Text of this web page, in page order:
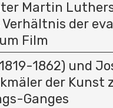
Martin
der
Film
1862) und
der Kunst
Ganges